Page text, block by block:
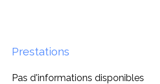
Prestations
Pas d'informations disponibles